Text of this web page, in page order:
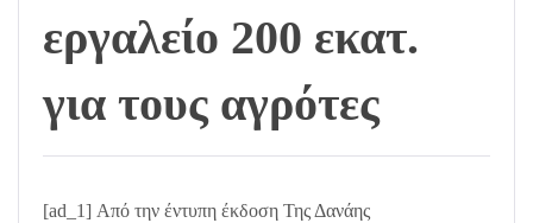
εργαλείο 200 εκατ.
για τους αγρότες
[ad_1] Από την έντυπη έκδοση Της Δανάης